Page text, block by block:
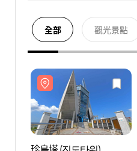
全部 觀光景點